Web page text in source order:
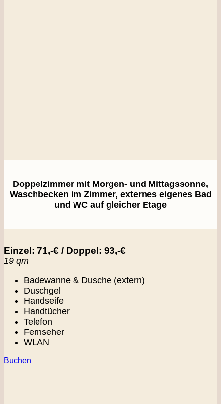
Doppelzimmer mit Morgen- und Mittagssonne,
Waschbecken im Zimmer, externes eigenes Bad
und WC auf gleicher Etage
Einzel: 71,-€ / Doppel: 93,-€
19 qm
Badewanne & Dusche (extern)
Duschgel
Handseife
Handtücher
Telefon
Fernseher
WLAN
Buchen